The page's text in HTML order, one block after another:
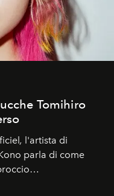
Tomihiro
, l'artista di
parla di come